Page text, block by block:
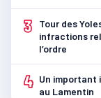
3
Tour des
infractions
l’ordre
4 Un important
au Lamentin